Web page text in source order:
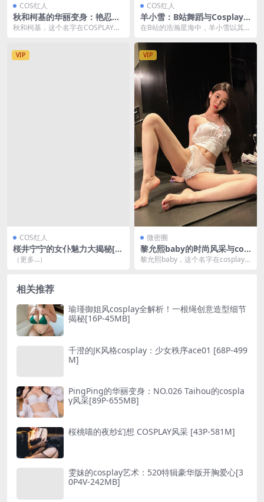
COS红人
秋和柯基的华丽变身：艳忍CO
SPLAY的极致演绎 [67P2V-1.
秋和柯基，这个名字在COSPLAY界
COS红人
羊小雪：B站舞蹈与Cosplay
的璀璨之星 [799P41V-3.19G
在B站的浩瀚星海中，羊小雪以其独
一颗璀璨之星。 她...
VIP
COS红人
桜井宁宁的女仆魅力大揭秘[7
7P+1.7G]
（更多…）
VIP
微密圈
黎允熙baby的时尚风采与cos
play艺术[708P49V-1.69GB]
黎允熙baby，这个名字在cosplay
相关推荐
瑜瑾御姐风cosplay全解析！一根绳创意造型细节
揭秘[16P-45MB]
千澄的JK风格cosplay：少女秩序ace01 [68P-499
M]
PingPing的华丽变身：NO.026 Taihou的cospla
y风采[89P-655MB]
桜桃喵的夜纱幻想 COSPLAY风采 [43P-581M]
雯妹的cosplay艺术：520特辑豪华版开胸爱心[3
0P4V-242MB]